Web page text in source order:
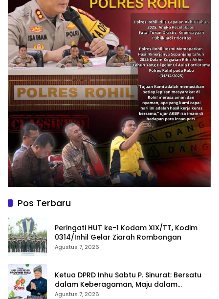
Pos Terbaru
Peringati HUT ke-1 Kodam XIX/TT, Kodim
0314/Inhil Gelar Ziarah Rombongan
Agustus 7, 2026
Ketua DPRD Inhu Sabtu P. Sinurat: Bersatu
dalam Keberagaman, Maju dalam
Pembangunan di HUT ke-69 Provinsi Riau
Agustus 7, 2026